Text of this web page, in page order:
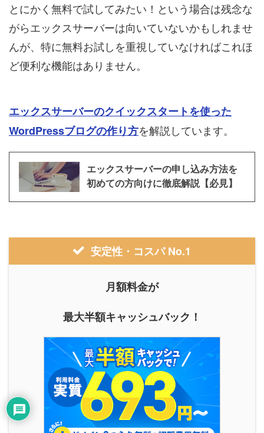
とにかく無料で試してみたい！という場合は残念な
がらエックスサーバーは向いていないかもしれませ
んが、特に無料お試しを重視していなければこれほ
ど便利な機能はありません。
エックスサーバーのクイックスタートを使った
WordPressブログの作り方を解説しています。
エックスサーバーの申し込み方法を
初めての方向けに徹底解説【必見】
安定性・コスパ No.1
月額料金が
最大半額キャッシュバック！